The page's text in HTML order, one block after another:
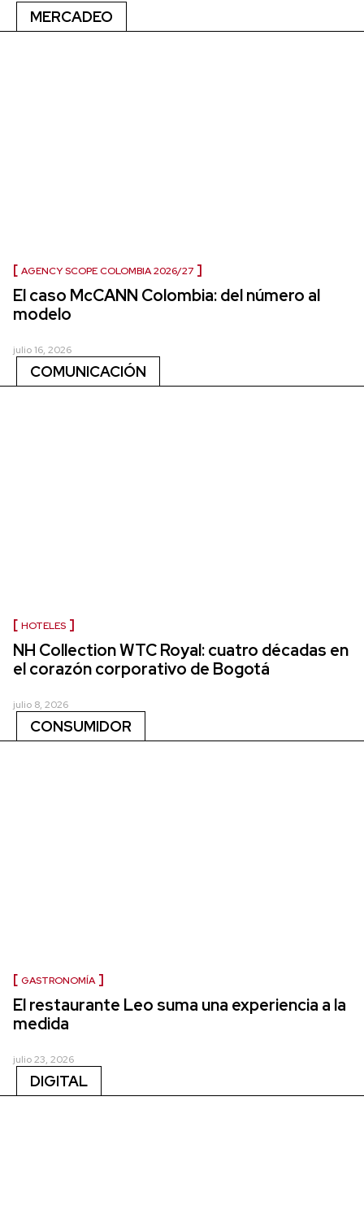
MERCADEO
AGENCY SCOPE COLOMBIA 2026/27
El caso McCANN Colombia: del número al
modelo
julio 16, 2026
COMUNICACIÓN
HOTELES
NH Collection WTC Royal: cuatro décadas en
el corazón corporativo de Bogotá
julio 8, 2026
CONSUMIDOR
GASTRONOMÍA
El restaurante Leo suma una experiencia a la
medida
julio 23, 2026
DIGITAL